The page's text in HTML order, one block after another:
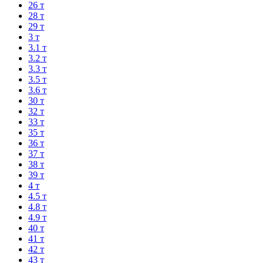
26 т
28 т
29 т
3 т
3.1 т
3.2 т
3.3 т
3.5 т
3.6 т
30 т
32 т
33 т
35 т
36 т
37 т
38 т
39 т
4 т
4.5 т
4.8 т
4.9 т
40 т
41 т
42 т
43 т